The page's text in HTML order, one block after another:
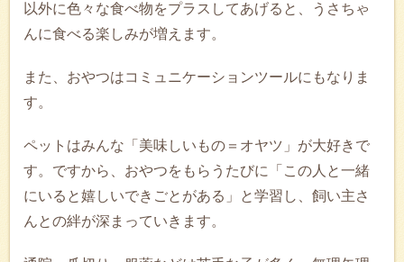
以外に色々な食べ物をプラスしてあげると、うさちゃ
んに食べる楽しみが増えます。
また、おやつはコミュニケーションツールにもなりま
す。
ペットはみんな「美味しいもの＝オヤツ」が大好きで
す。ですから、おやつをもらうたびに「この人と一緒
にいると嬉しいできごとがある」と学習し、飼い主さ
んとの絆が深まっていきます。